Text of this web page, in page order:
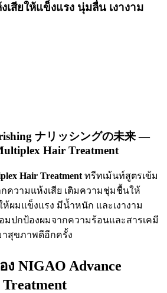
สียให้แข็งแรง นุ่มลื่น เงางาม
ナリッシングの未来 —
Hair Treatment
Hair Treatment ทรีทเม้นท์สูตรเข้ม
ความแห้งเสีย เติมความชุ่มชื้นให้
ห้ผมแข็งแรง มีน้ำหนัก และเงางาม
มปกป้องผมจากความร้อนและสารเคมี
สุขภาพดีอีกครั้ง
NIGAO Advance